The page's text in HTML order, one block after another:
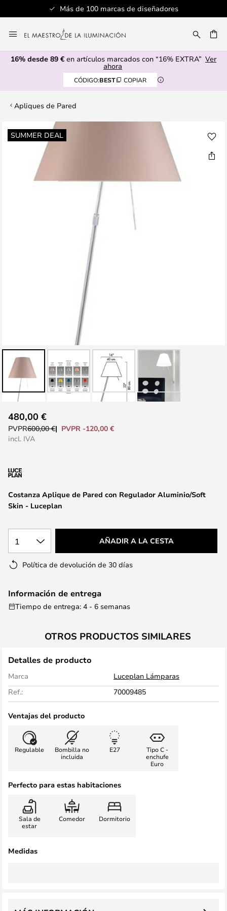
Más de 100 marcas de diseñadores
al
contenido
16% desde 89 € en artículos marcados con “16% EXTRA” Ver
ahora
CÓDIGO:BEST COPIAR
Apliques de Pared
SUMMER DEAL
Saltar
al
al
comienzo
galería
imágenes
Costanza Aplique de Pared con Regulador Aluminio/Soft
Skin - Luceplan
480,00 €
PVPR600,00 €
PVPR -120,00 €
incl. IVA
1 AÑADIR A LA CESTA
Política de devolución de 30 días
Información de entrega
Tiempo de entrega: 4 - 6 semanas
OTROS PRODUCTOS SIMILARES
Detalles de producto
Marca
Luceplan Lámparas
Ref.:
70009485
Ventajas del producto
Regulable
Bombilla no
incluida
E27
Tipo C -
enchufe
Euro
Perfecto para estas habitaciones
Sala de
estar
Comedor Dormitorio
Medidas